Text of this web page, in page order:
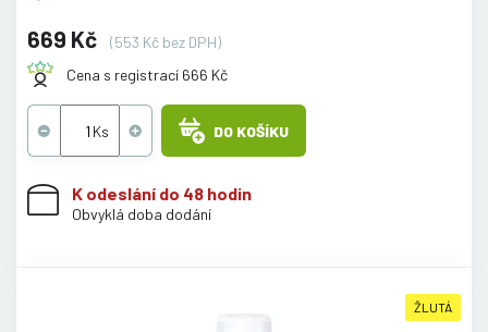
669 Kč
(553 Kč bez DPH)
Cena s registrací 666 Kč
DO KOŠÍKU
K odeslání do 48 hodin
Obvyklá doba dodání
ŽLUTÁ